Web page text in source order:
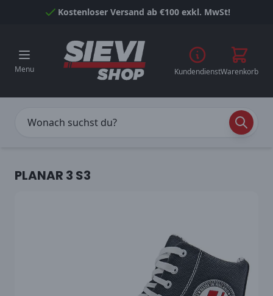
Skip to ContentKostenloser Versand ab €100 exkl. MwSt!
Menu KundendienstWarenkorb
PLANAR 3 S3